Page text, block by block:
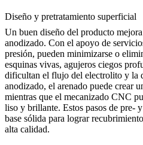
Diseño y pretratamiento superficial
Un buen diseño del producto
anodizado. Con el apoyo de
presión, pueden minimizarse o
esquinas vivas, agujeros ciegos
dificultan el flujo del electrolito y la
anodizado, el arenado puede crear
mientras que el mecanizado CNC
liso y brillante. Estos pasos de pre-
base sólida para lograr
alta calidad.